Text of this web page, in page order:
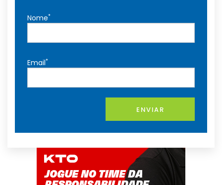
Nome*
Email*
ENVIAR